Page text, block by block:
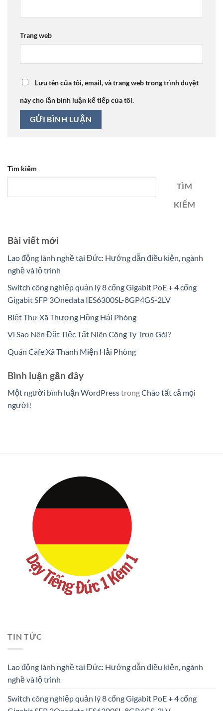
Trang web
Lưu tên của tôi, email, và trang web trong trình duyệt
này cho lần bình luận kế tiếp của tôi.
Tìm kiếm
TÌM
KIẾM
Bài viết mới
Lao động lành nghề tại Đức: Hướng dẫn điều kiện, ngành
nghề và lộ trình
Switch công nghiệp quản lý 8 cổng Gigabit PoE + 4 cổng
Gigabit SFP 3Onedata IES6300SL-8GP4GS-2LV
Biệt Thự Xã Thượng Hồng Hải Phòng
Vì Sao Nên Đặt Tiệc Tất Niên Công Ty Trọn Gói?
Quán Cafe Xã Thanh Miện Hải Phòng
Bình luận gần đây
Một người bình luận WordPresstrongChào tất cả mọi
người!
TIN TỨC
Lao động lành nghề tại Đức: Hướng dẫn điều kiện, ngành
nghề và lộ trình
Switch công nghiệp quản lý 8 cổng Gigabit PoE + 4 cổng